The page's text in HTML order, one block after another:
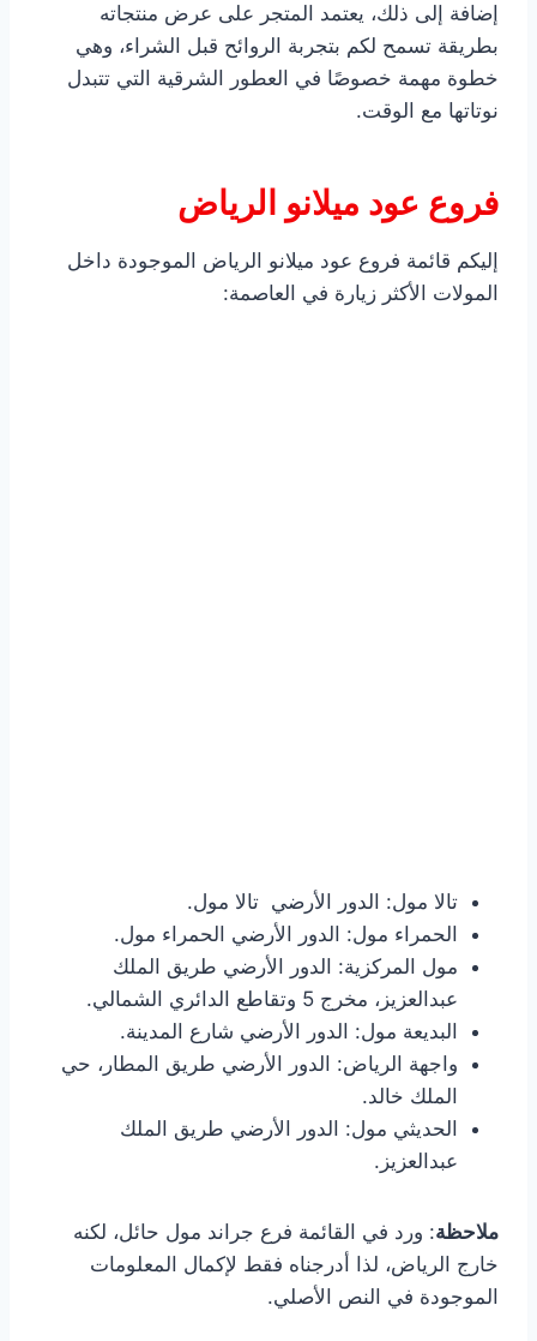
إضافة إلى ذلك، يعتمد المتجر على عرض منتجاته
بطريقة تسمح لكم بتجربة الروائح قبل الشراء، وهي
خطوة مهمة خصوصًا في العطور الشرقية التي تتبدل
نوتاتها مع الوقت.
فروع عود ميلانو الرياض
إليكم قائمة فروع عود ميلانو الرياض الموجودة داخل
المولات الأكثر زيارة في العاصمة:
تالا مول: الدور الأرضي تالا مول.
الحمراء مول: الدور الأرضي الحمراء مول.
مول المركزية: الدور الأرضي طريق الملك
عبدالعزيز، مخرج 5 وتقاطع الدائري الشمالي.
البديعة مول: الدور الأرضي شارع المدينة.
واجهة الرياض: الدور الأرضي طريق المطار، حي
الملك خالد.
الحديثي مول: الدور الأرضي طريق الملك
عبدالعزيز.
ملاحظة: ورد في القائمة فرع جراند مول حائل، لكنه
خارج الرياض، لذا أدرجناه فقط لإكمال المعلومات
الموجودة في النص الأصلي.